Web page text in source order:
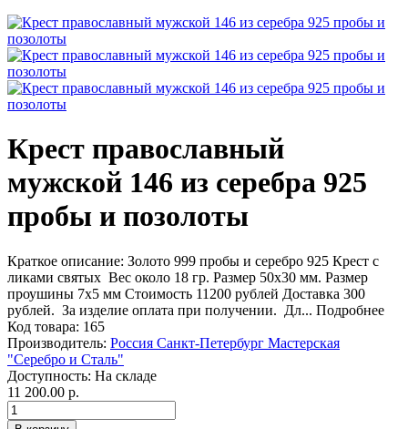
Крест православный
мужской 146 из серебра 925
пробы и позолоты
Краткое описание: Золото 999 пробы и серебро 925 Крест с
ликами святых Вес около 18 гр. Размер 50x30 мм. Размер
проушины 7x5 мм Стоимость 11200 рублей Доставка 300
рублей. За изделие оплата при получении. Дл... Подробнее
Код товара: 165
Производитель: Россия Санкт-Петербург Мастерская
"Серебро и Сталь"
Доступность: На складе
11 200.00 р.